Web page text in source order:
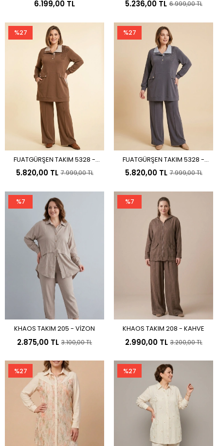
6.199,00 TL 5.236,00 TL 6.999,00 TL
%27
Sepete Ekle
FUATGÜRŞEN TAKIM 5328 -
KAHVE
5.820,00 TL 7.999,00 TL
%27
Sepete Ekle
FUATGÜRŞEN TAKIM 5328 -
İNDİGO
5.820,00 TL 7.999,00 TL
%7
Sepete Ekle
KHAOS TAKIM 205 - VİZON
2.875,00 TL 3.100,00 TL
%7
Sepete Ekle
KHAOS TAKIM 208 - KAHVE
2.990,00 TL 3.200,00 TL
%27 %27